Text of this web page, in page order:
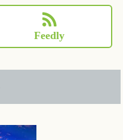
Feedly